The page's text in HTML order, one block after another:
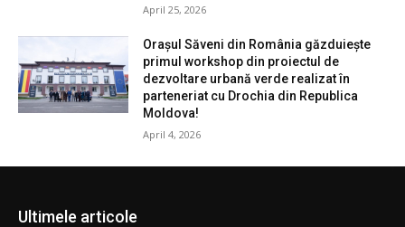
April 25, 2026
Orașul Săveni din România găzduiește
primul workshop din proiectul de
dezvoltare urbană verde realizat în
parteneriat cu Drochia din Republica
Moldova!
April 4, 2026
Ultimele articole